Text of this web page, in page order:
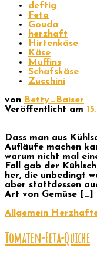
deftig
Feta
Gouda
herzhaft
Hirtenkäse
Käse
Muffins
Schafskäse
Zucchini
von Betty_Baiser
Veröffentlicht am
Dass man aus
Aufläufe machen
warum nicht mal
Fall gab der
her, die unbedingt
aber stattdessen
Art von Gemüse […]
Allgemein
Tomaten-Feta-Quiche